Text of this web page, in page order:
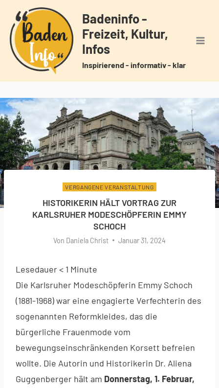
Inhalt
springen
Badeninfo -
Freizeit, Kultur,
Infos
Inspirierend - informativ - klar
VERGANGENE VERANSTALTUNG
HISTORIKERIN HÄLT VORTRAG ZUR
KARLSRUHER MODESCHÖPFERIN EMMY
SCHOCH
Von Daniela Christ Januar 31, 2024
Lesedauer< 1 Minute
Die Karlsruher Modeschöpferin Emmy Schoch
(1881-1968) war eine engagierte Verfechterin des
sogenannten Reformkleides, das die
bürgerliche Frauenmode vom
bewegungseinschränkenden Korsett befreien
wollte. Die Autorin und Historikerin Dr. Aliena
Guggenberger hält am Donnerstag, 1. Februar,